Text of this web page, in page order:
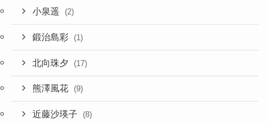
小泉遥 (2)
鍛治島彩 (1)
北向珠夕 (17)
熊澤風花 (9)
近藤沙瑛子 (8)